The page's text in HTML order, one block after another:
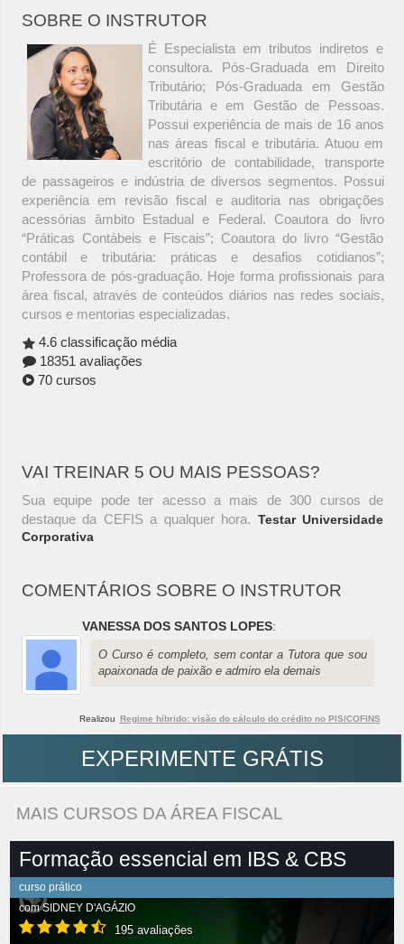
SOBRE O INSTRUTOR
É Especialista em tributos indiretos e
consultora. Pós-Graduada em Direito
Tributário; Pós-Graduada em Gestão
Tributária e em Gestão de Pessoas.
Possui experiência de mais de 16 anos
nas áreas fiscal e tributária. Atuou em
escritório de contabilidade, transporte
de passageiros e indústria de diversos segmentos. Possui
experiência em revisão fiscal e auditoria nas obrigações
acessórias âmbito Estadual e Federal. Coautora do livro
“Práticas Contábeis e Fiscais”; Coautora do livro “Gestão
contábil e tributária: práticas e desafios cotidianos”;
Professora de pós-graduação. Hoje forma profissionais para
área fiscal, através de conteúdos diários nas redes sociais,
cursos e mentorias especializadas.
4.6 classificação média
18351 avaliações
70 cursos
VAI TREINAR 5 OU MAIS PESSOAS?
Sua equipe pode ter acesso a mais de 300 cursos de
destaque da CEFIS a qualquer hora. Testar Universidade
Corporativa
COMENTÁRIOS SOBRE O INSTRUTOR
VANESSA DOS SANTOS LOPES:
O Curso é completo, sem contar a Tutora que sou
apaixonada de paixão e admiro ela demais
Realizou Regime híbrido: visão do cálculo do crédito no PIS/COFINS
EXPERIMENTE GRÁTIS
MAIS CURSOS DA ÁREA FISCAL
Formação essencial em IBS & CBS
curso prático
comSIDNEY D'AGÁZIO
195 avaliações